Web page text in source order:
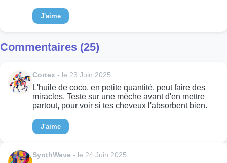
J'aime
Commentaires (25)
Cortex - le 23 Juin 2025
L'huile de coco, en petite quantité, peut faire des
miracles. Teste sur une mèche avant d'en mettre
partout, pour voir si tes cheveux l'absorbent bien.
J'aime
SynthWave - le 24 Juin 2025